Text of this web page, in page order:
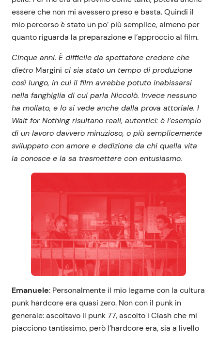
essere che non mi avessero preso e basta. Quindi il
mio percorso è stato un po’ più semplice, almeno per
quanto riguarda la preparazione e l’approccio al film.
Cinque anni. È difficile da spettatore credere che
dietro Margini ci sia stato un tempo di produzione
così lungo, in cui il film avrebbe potuto inabissarsi
nella fanghiglia di cui parla Niccolò. Invece nessuno
ha mollato, e lo si vede anche dalla prova attoriale. I
Wait for Nothing risultano reali, autentici: è l’esempio
di un lavoro davvero minuzioso, o più semplicemente
sviluppato con amore e dedizione da chi quella vita
la conosce e la sa trasmettere con entusiasmo.
Emanuele: Personalmente il mio legame con la cultura
punk hardcore era quasi zero. Non con il punk in
generale: ascoltavo il punk 77, ascolto i Clash che mi
piacciono tantissimo, però l’hardcore era, sia a livello